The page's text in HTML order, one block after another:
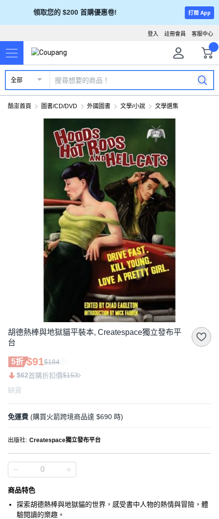
領取您的 $200 首購優惠卷! 打開 App
客服中心
註冊會員
登入
全部
酷澎首頁 圖書/CD/DVD 外國圖書 文學/小說 文學選集
胡德熱棒與地獄貓平裝本, Createspace獨立發布平
台
5折 $91$184
$62首購折扣價$153
缺貨
免運費 (購買火箭跨境商品達 $690 時)
出版社: Createspace獨立發布平台
商品特色
探索胡德熱棒與地獄貓的世界，感受書中人物的熱情與冒險，體
驗閱讀的樂趣。